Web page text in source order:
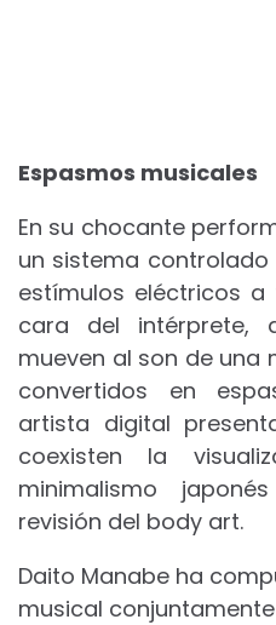
Espasmos musicales
En su chocante
un sistema
estímulos eléctricos
cara del intérprete,
mueven al son de una
convertidos en
artista digital
coexisten la
minimalismo
revisión del body art.
Daito Manabe ha
musical